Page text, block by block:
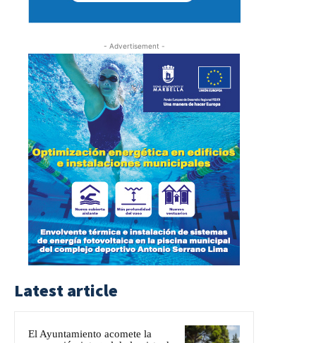
- Advertisement -
Latest article
El Ayuntamiento acomete la